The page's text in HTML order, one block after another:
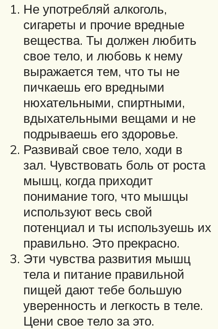
Не употребляй алкоголь,
сигареты и прочие вредные
вещества. Ты должен любить
свое тело, и любовь к нему
выражается тем, что ты не
пичкаешь его вредными
нюхательными, спиртными,
вдыхательными вещами и не
подрываешь его здоровье.
Развивай свое тело, ходи в
зал. Чувствовать боль от роста
мышц, когда приходит
понимание того, что мышцы
используют весь свой
потенциал и ты используешь их
правильно. Это прекрасно.
Эти чувства развития мышц
тела и питание правильной
пищей дают тебе большую
уверенность и легкость в теле.
Цени свое тело за это.